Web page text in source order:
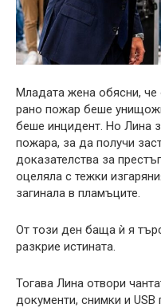
Младата жена обясни, че
рано пожар беше
беше инцидент. Но Лина
пожара, за да получи
доказателства за
оцеляла с тежки
загинала в пламъците.
От този ден баща ѝ я
разкрие истината.
Тогава Лина отвори
документи, снимки и USB